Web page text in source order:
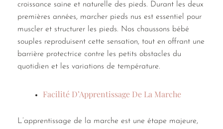
croissance saine et naturelle des pieds. Durant les deux
premières années, marcher pieds nus est essentiel pour
muscler et structurer les pieds. Nos chaussons bébé
souples reproduisent cette sensation, tout en offrant une
barrière protectrice contre les petits obstacles du
quotidien et les variations de température.
Facilité D’Apprentissage De La Marche
L’apprentissage de la marche est une étape majeure,